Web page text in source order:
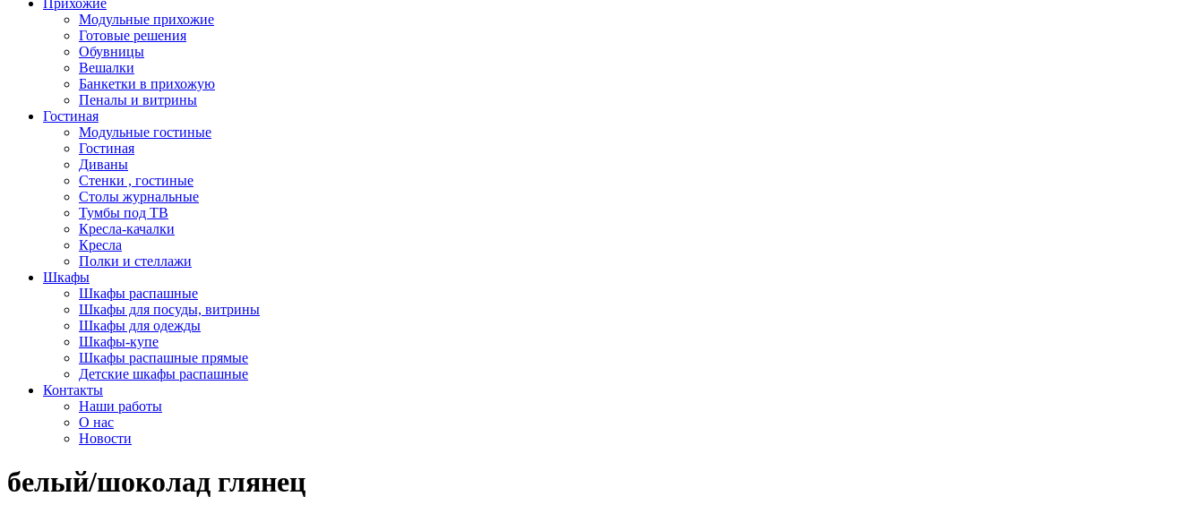
Прихожие
Модульные прихожие
Готовые решения
Обувницы
Вешалки
Банкетки в прихожую
Пеналы и витрины
Гостиная
Модульные гостиные
Гостиная
Диваны
Стенки , гостиные
Столы журнальные
Тумбы под ТВ
Кресла-качалки
Кресла
Полки и стеллажи
Шкафы
Шкафы распашные
Шкафы для посуды, витрины
Шкафы для одежды
Шкафы-купе
Шкафы распашные прямые
Детские шкафы распашные
Контакты
Наши работы
О нас
Новости
белый/шоколад глянец